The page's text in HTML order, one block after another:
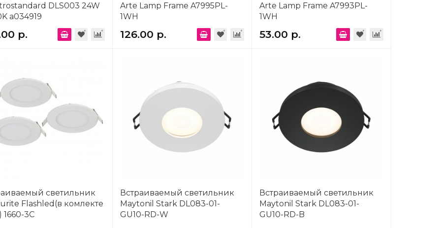
DLS003 24W
a034919
р.
Arte Lamp Frame A7995PL-
1WH
126.00 р.
Arte Lamp Frame A7993PL-
1WH
53.00 р.
светильник
Flashled(в комлекте
1660-3C
Встраиваемый светильник
Maytonil Stark DL083-01-
GU10-RD-W
Встраиваемый светильник
Maytonil Stark DL083-01-
GU10-RD-B